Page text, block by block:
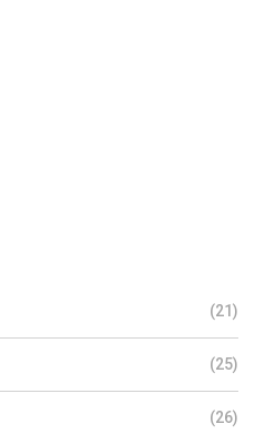
(21)
(25)
(26)